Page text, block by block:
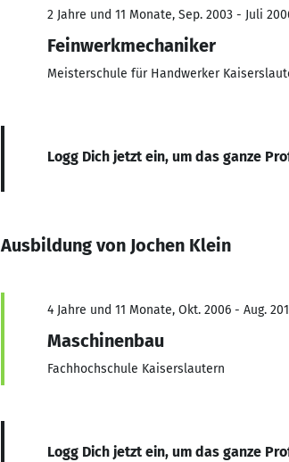
2 Jahre und 11 Monate, Sep. 2003 - Juli
Feinwerkmechaniker
Meisterschule für Handwerker
Logg Dich jetzt ein, um das ganze
Ausbildung von Jochen Klein
4 Jahre und 11 Monate, Okt. 2006 - Aug.
Maschinenbau
Fachhochschule Kaiserslautern
Logg Dich jetzt ein, um das ganze